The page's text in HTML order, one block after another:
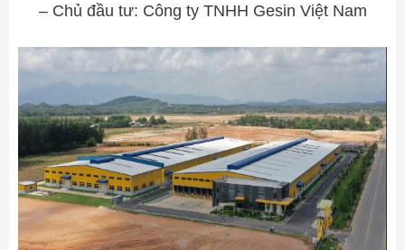
– Chủ đầu tư: Công ty TNHH Gesin Việt Nam